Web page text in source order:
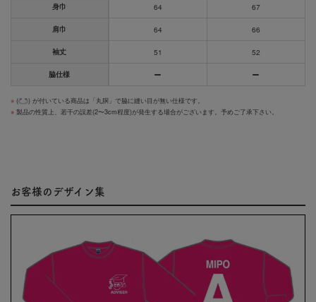
身巾 64 67
肩巾 64 66
袖丈 51 52
脇仕様
※ (
) が付いている商品は「丸胴」で脇に縫い目が無い仕様です。
※ 製品の性質上、若干の誤差(2〜3cm程度)が発生する場合がございます。予めご了承下さい。
お客様のデザイン集